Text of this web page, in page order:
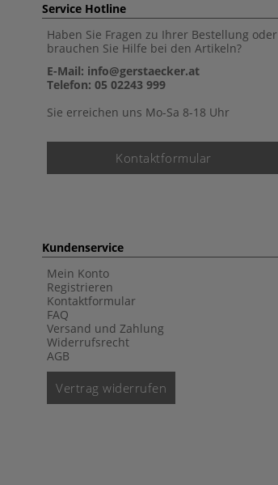
Service Hotline
Haben Sie Fragen zu Ihrer Bestellung oder
brauchen Sie Hilfe bei den Artikeln?
E-Mail: info@gerstaecker.at
Telefon: 05 02243 999
Sie erreichen uns Mo-Sa 8-18 Uhr
Kontaktformular
Kundenservice
Mein Konto
Registrieren
Kontaktformular
FAQ
Versand und Zahlung
Widerrufsrecht
AGB
Vertrag widerrufen